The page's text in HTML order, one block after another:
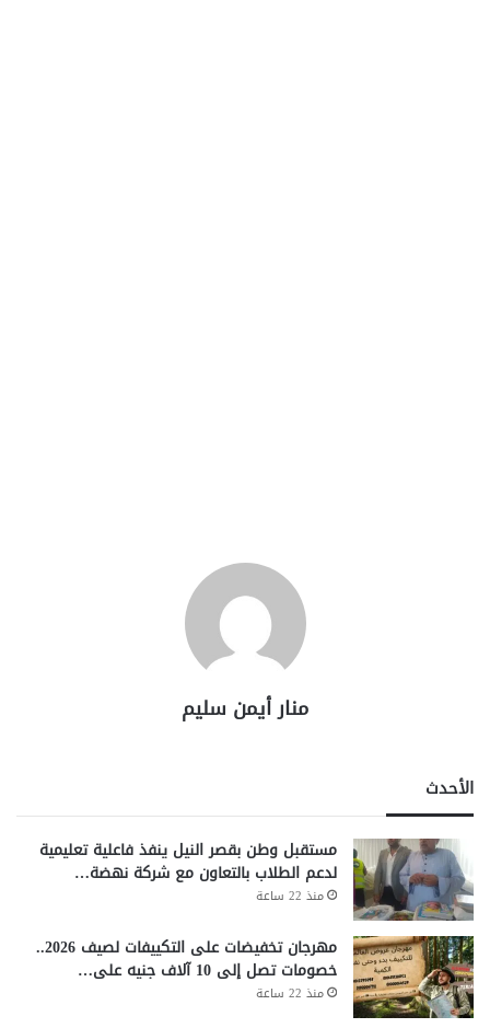
منار أيمن سليم
الأحدث
مستقبل وطن بقصر النيل ينفذ فاعلية تعليمية
لدعم الطلاب بالتعاون مع شركة نهضة…
منذ 22 ساعة
مهرجان تخفيضات على التكييفات لصيف 2026..
خصومات تصل إلى 10 آلاف جنيه على…
منذ 22 ساعة